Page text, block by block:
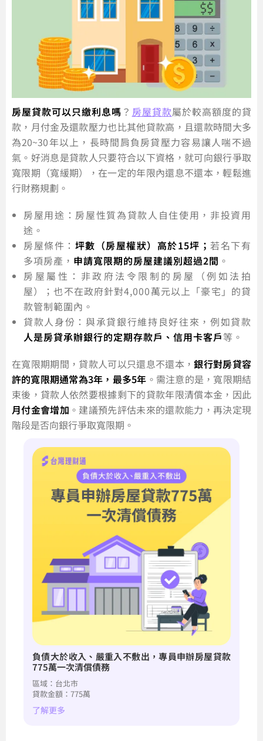
房屋貸款可以只繳利息嗎 ？ 房屋貸款屬於較高額度的貸
款，月付金及還款壓力也比其他貸款高，且還款時間大多
為20~30年以上，長時間肩負房貸壓力容易讓人喘不過
氣。好消息是貸款人只要符合以下資格，就可向銀行爭取
寬限期（寬緩期），在一定的年限內還息不還本，輕鬆進
行財務規劃。
房屋用途：房屋性質為貸款人自住使用，非投資用
途。
房屋條件： 坪數（房屋權狀）高於15坪； 若名下有
多項房產， 申請寬限期的房屋建議別超過2間 。
房屋屬性：非政府法令限制的房屋（例如法拍
屋）；也不在政府針對4,000萬元以上「豪宅」的貸
款管制範圍內。
貸款人身份：與承貸銀行維持良好往來，例如貸款
人是房貸承辦銀行的定期存款戶、信用卡客戶等。
在寬限期期間，貸款人可以只還息不還本，銀行對房貸容
許的寬限期通常為3年，最多5年 。需注意的是，寬限期結
束後，貸款人依然要根據剩下的貸款年限清償本金，因此
月付金會增加 。建議預先評估未來的還款能力，再決定現
階段是否向銀行爭取寬限期。
負債大於收入、嚴重入不敷出，專員申辦房屋貸款
775萬一次清償債務
區域：台北市
貸款金額：775萬
了解更多